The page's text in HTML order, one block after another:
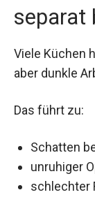
separat
Viele Küchen
aber dunkle
Das führt zu:
Schatten
unruhiger
schlechter